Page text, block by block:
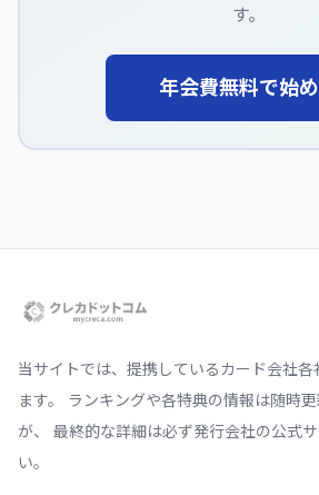
す。
年会費無料で始
当サイトでは、提携しているカード会社
ます。 ランキングや各特典の情報は随時
が、 最終的な詳細は必ず発行会社の公式
い。